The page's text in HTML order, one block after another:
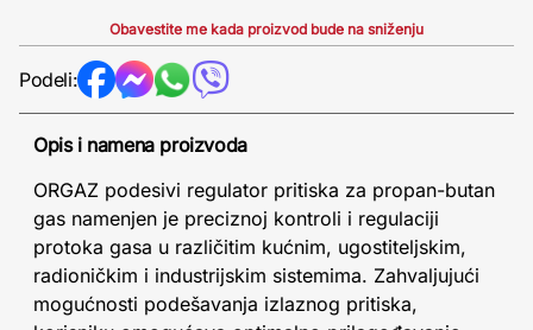
Obavestite me kada proizvod bude na sniženju
Podeli:
Opis i namena proizvoda
ORGAZ podesivi regulator pritiska za propan-butan
gas namenjen je preciznoj kontroli i regulaciji
protoka gasa u različitim kućnim, ugostiteljskim,
radioničkim i industrijskim sistemima. Zahvaljujući
mogućnosti podešavanja izlaznog pritiska,